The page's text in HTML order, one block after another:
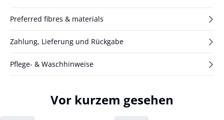
Preferred fibres & materials
Zahlung, Lieferung und Rückgabe
Pflege- & Waschhinweise
Vor kurzem gesehen